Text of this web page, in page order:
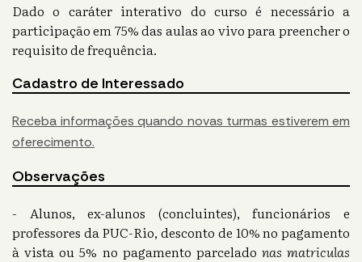
Dado o caráter interativo do curso é necessário a
participação em 75% das aulas ao vivo para preencher o
requisito de frequência.
Cadastro de Interessado
Receba informações quando novas turmas estiverem em
oferecimento.
Observações
- Alunos, ex-alunos (concluintes), funcionários e
professores da PUC-Rio, desconto de 10% no pagamento
à vista ou 5% no pagamento parcelado nas matriculas